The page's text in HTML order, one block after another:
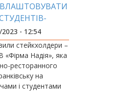
ВЖЕ СЬОГОДНІ
- 12:54
стейкхолдери –
Надія», яка
ресторанного
на
і студентами